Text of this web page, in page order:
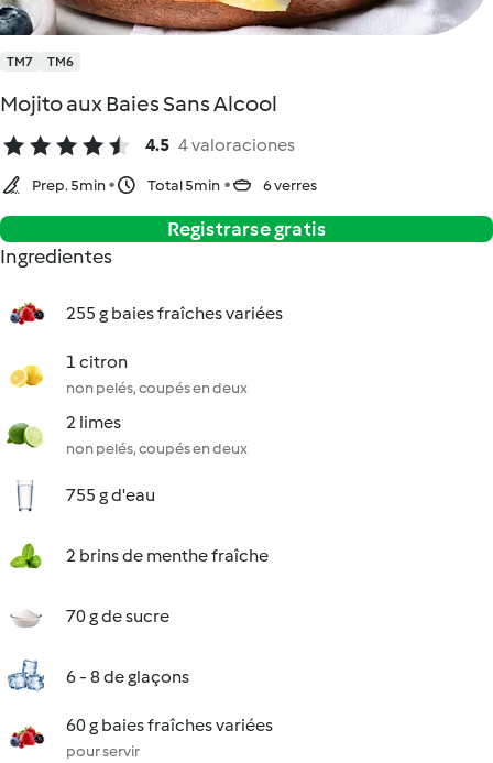
TM7 TM6
Mojito aux Baies Sans Alcool
4.5 4 valoraciones
Prep. 5min Total 5min 6 verres
Registrarse gratis
Ingredientes
255 g baies fraîches variées
1 citron
non pelés, coupés en deux
2 limes
non pelés, coupés en deux
755 g d'eau
2 brins de menthe fraîche
70 g de sucre
6 - 8 de glaçons
60 g baies fraîches variées
pour servir